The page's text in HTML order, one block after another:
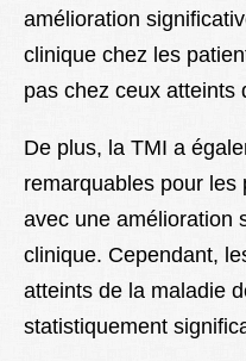
amélioration
clinique chez les
pas chez ceux atteints
De plus, la TMI a
remarquables pour les
avec une amélioration
clinique. Cependant,
atteints de la maladie
statistiquement